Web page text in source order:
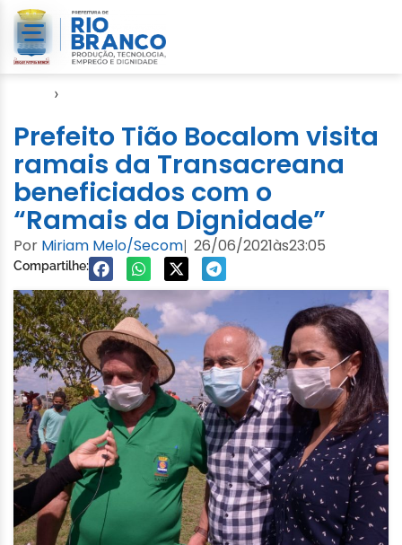
›
Prefeito Tião Bocalom visita
ramais da Transacreana
beneficiados com o
“Ramais da Dignidade”
Por Miriam Melo/Secom| 26/06/2021às23:05
Compartilhe: